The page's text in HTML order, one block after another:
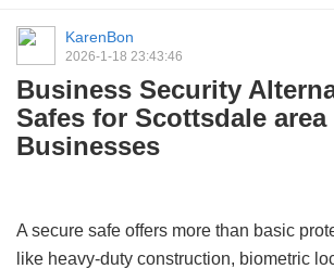
KarenBon
2026-1-18 23:43:46
Business Security
Safes for Scottsdale area
Businesses
A secure safe offers more than basic
like heavy-duty construction, biometric